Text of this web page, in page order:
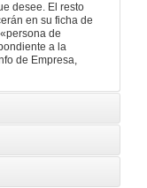
desee. El resto
en su ficha de
de
a la
de Empresa,